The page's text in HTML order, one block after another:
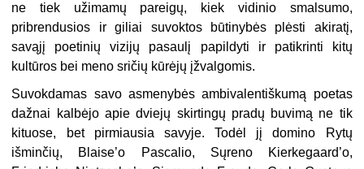
ne tiek užimamų pareigų, kiek vidinio smalsumo,
pribrendusios ir giliai suvoktos būtinybės plėsti akiratį,
savąjį poetinių vizijų pasaulį papildyti ir patikrinti kitų
kultūros bei meno sričių kūrėjų įžvalgomis.
Suvokdamas savo asmenybės ambivalentiškumą poetas
dažnai kalbėjo apie dviejų skirtingų pradų buvimą ne tik
kituose, bet pirmiausia savyje. Todėl jį domino Rytų
išminčių, Blaise’o Pascalio, Sųreno Kierkegaard’o,